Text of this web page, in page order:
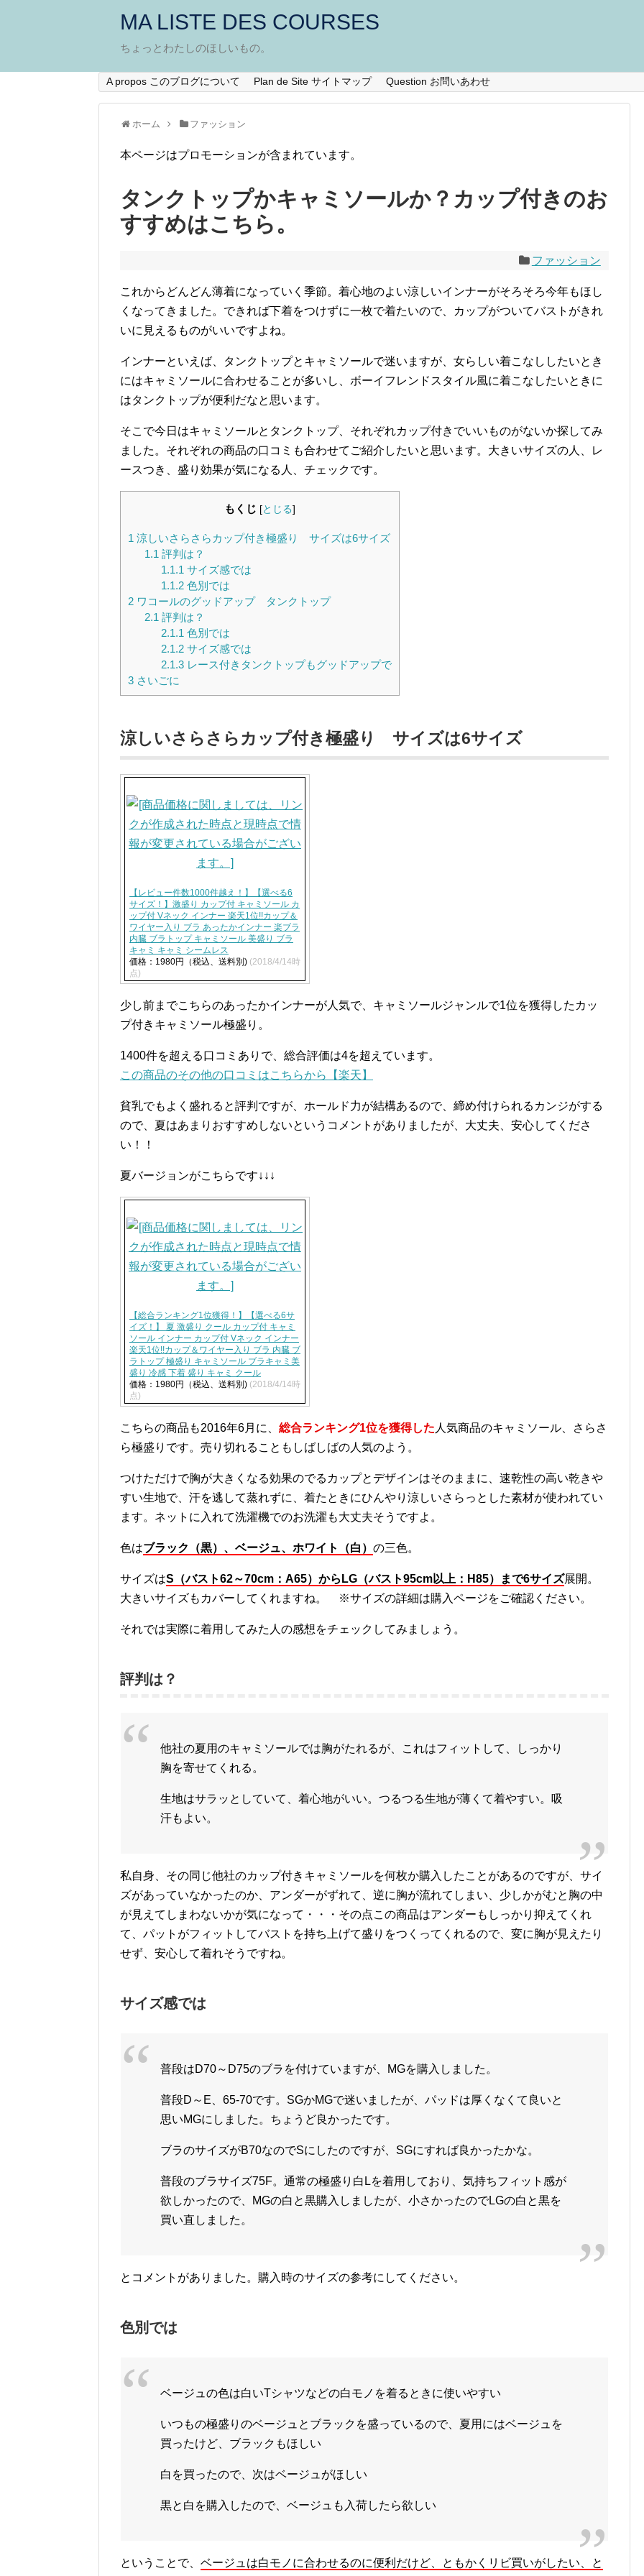
MA LISTE DES COURSES
ちょっとわたしのほしいもの。
A propos このブログについて Plan de Site サイトマップ Question お問いあわせ
ホーム ファッション
本ページはプロモーションが含まれています。
タンクトップかキャミソールか？カップ付きのお
すすめはこちら。
ファッション
これからどんどん薄着になっていく季節。着心地のよい涼しいインナーがそろそろ今年もほし
くなってきました。できれば下着をつけずに一枚で着たいので、カップがついてバストがきれ
いに見えるものがいいですよね。
インナーといえば、タンクトップとキャミソールで迷いますが、女らしい着こなししたいとき
にはキャミソールに合わせることが多いし、ボーイフレンドスタイル風に着こなしたいときに
はタンクトップが便利だなと思います。
そこで今日はキャミソールとタンクトップ、それぞれカップ付きでいいものがないか探してみ
ました。それぞれの商品の口コミも合わせてご紹介したいと思います。大きいサイズの人、レ
ースつき、盛り効果が気になる人、チェックです。
もくじ [とじる]
1 涼しいさらさらカップ付き極盛り サイズは6サイズ
1.1 評判は？
1.1.1 サイズ感では
1.1.2色別では
2 ワコールのグッドアップ タンクトップ
2.1 評判は？
2.1.1 色別では
2.1.2サイズ感では
2.1.3レース付きタンクトップもグッドアップで
3 さいごに
涼しいさらさらカップ付き極盛り サイズは6サイズ
【レビュー件数1000件越え！】【選べる6
サイズ！】激盛り カップ付 キャミソール カ
ップ付 Vネック インナー 楽天1位!!カップ＆
ワイヤー入り ブラ あったかインナー 楽ブラ
内臓 ブラトップ キャミソール 美盛り ブラ
キャミ キャミ シームレス
価格：1980円（税込、送料別) (2018/4/14時
点)
少し前までこちらのあったかインナーが人気で、キャミソールジャンルで1位を獲得したカッ
プ付きキャミソール極盛り。
1400件を超える口コミありで、総合評価は4を超えています。
この商品のその他の口コミはこちらから【楽天】
貧乳でもよく盛れると評判ですが、ホールド力が結構あるので、締め付けられるカンジがする
ので、夏はあまりおすすめしないというコメントがありましたが、大丈夫、安心してくださ
い！！
夏バージョンがこちらです↓↓↓
【総合ランキング1位獲得！】【選べる6サ
イズ！】 夏 激盛り クール カップ付 キャミ
ソール インナー カップ付 Vネック インナー
楽天1位!!カップ＆ワイヤー入り ブラ 内臓 ブ
ラトップ 極盛り キャミソール ブラキャミ美
盛り 冷感 下着 盛り キャミ クール
価格：1980円（税込、送料別) (2018/4/14時
点)
こちらの商品も2016年6月に、 総合ランキング1位を獲得した 人気商品のキャミソール、さらさ
ら極盛りです。売り切れることもしばしばの人気のよう。
つけただけで胸が大きくなる効果のでるカップとデザインはそのままに、速乾性の高い乾きや
すい生地で、汗を逃して蒸れずに、着たときにひんやり涼しいさらっとした素材が使われてい
ます。ネットに入れて洗濯機でのお洗濯も大丈夫そうですよ。
色はブラック（黒）、ベージュ、ホワイト（白） の三色。
サイズはS （バスト62～70cm ： A65）から LG （バスト95cm以上： H85）まで6サイズ展開。
大きいサイズもカバーしてくれますね。 ※サイズの詳細は購入ページをご確認ください。
それでは実際に着用してみた人の感想をチェックしてみましょう。
評判は？
他社の夏用のキャミソールでは胸がたれるが、これはフィットして、しっかり
胸を寄せてくれる。
生地はサラッとしていて、着心地がいい。つるつる生地が薄くて着やすい。吸
汗もよい。
私自身、その同じ他社のカップ付きキャミソールを何枚か購入したことがあるのですが、サイ
ズがあっていなかったのか、アンダーがずれて、逆に胸が流れてしまい、少しかがむと胸の中
が見えてしまわないかが気になって・・・その点この商品はアンダーもしっかり抑えてくれ
て、パットがフィットしてバストを持ち上げて盛りをつくってくれるので、変に胸が見えたり
せず、安心して着れそうですね。
サイズ感では
普段はD70～ D75のブラを付けていますが、 MGを購入しました。
普段D ～ E 65-70です。 SGかMGで迷いましたが、パッドは厚くなくて良いと
思いMGにしました。ちょうど良かったです。
ブラのサイズがB70なのでSにしたのですが、 SGにすれば良かったかな。
普段のブラサイズ75F。通常の極盛り白 Lを着用しており、気持ちフィット感が
欲しかったので、
MGの白と黒購入しましたが、小さかったのでLGの白と黒を
買い直しました。
とコメントがありました。購入時のサイズの参考にしてください。
色別では
ベージュの色は白いTシャツなどの白モノを着るときに使いやすい
いつもの極盛りのベージュとブラックを盛っているので、夏用にはベージュを
買ったけど、ブラックもほしい
白を買ったので、次はベージュがほしい
黒と白を購入したので、ベージュも入荷したら欲しい
ということで、 ベージュは白モノに合わせるのに便利だけど、ともかくリビ買いがしたい、と